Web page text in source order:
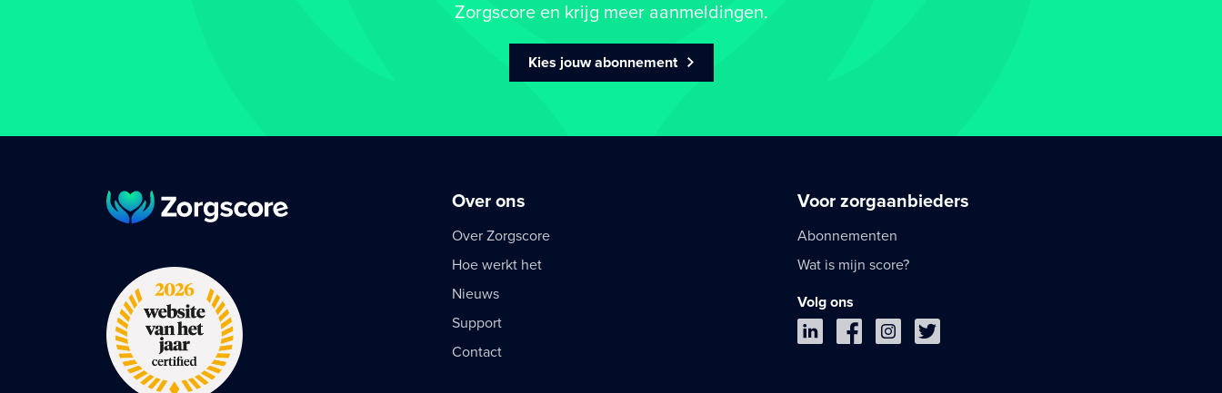
Zorgscore en krijg meer aanmeldingen.
Kies jouw abonnement
Over ons
Over Zorgscore
Hoe werkt het
Nieuws
Support
Contact
Voor zorgaanbieders
Abonnementen
Wat is mijn score?
Volg ons